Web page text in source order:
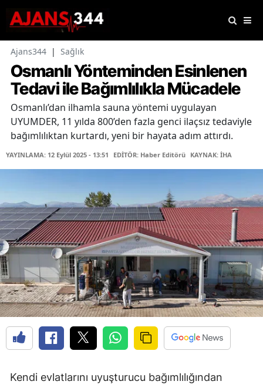
Ajans344 | Sağlık
Osmanlı Yönteminden Esinlenen
Tedavi ile Bağımlılıkla Mücadele
Osmanlı’dan ilhamla sauna yöntemi uygulayan
UYUMDER, 11 yılda 800’den fazla genci ilaçsız tedaviyle
bağımlılıktan kurtardı, yeni bir hayata adım attırdı.
YAYINLAMA: 12 Eylül 2025 - 13:51 EDİTÖR: Haber Editörü KAYNAK: İHA
Kendi evlatlarını uyuşturucu bağımlılığından